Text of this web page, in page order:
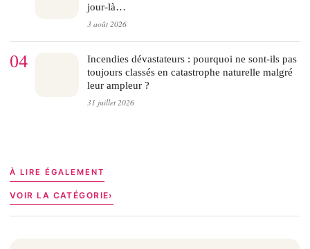
jour-là…
3 août 2026
04
Incendies dévastateurs : pourquoi ne sont-ils pas
toujours classés en catastrophe naturelle malgré
leur ampleur ?
31 juillet 2026
À LIRE ÉGALEMENT
VOIR LA CATÉGORIE